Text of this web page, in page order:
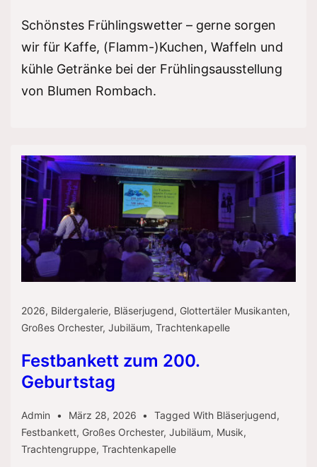
Schönstes Frühlingswetter – gerne sorgen
wir für Kaffe, (Flamm-)Kuchen, Waffeln und
kühle Getränke bei der Frühlingsausstellung
von Blumen Rombach.
2026, Bildergalerie, Bläserjugend, Glottertäler Musikanten,
Großes Orchester, Jubiläum, Trachtenkapelle
Festbankett zum 200.
Geburtstag
Admin März 28, 2026 Tagged With Bläserjugend,
Festbankett, Großes Orchester, Jubiläum, Musik,
Trachtengruppe, Trachtenkapelle